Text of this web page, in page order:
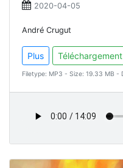
2020-04-05
André Crugut
Plus Téléchargement
Filetype: MP3 - Size: 19.33 MB -